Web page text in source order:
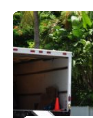
teknologi,